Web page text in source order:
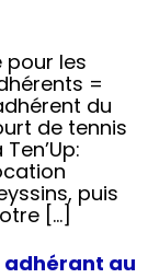
pour les
=
du
de tennis
puis
[…]
adhérant au